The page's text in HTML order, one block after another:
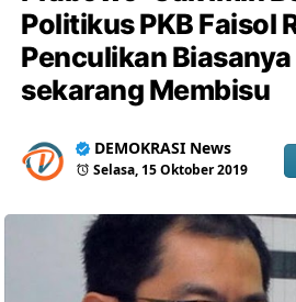
Politikus PKB Faisol
Penculikan
sekarang Membisu
DEMOKRASI News
Selasa, 15 Oktober 2019